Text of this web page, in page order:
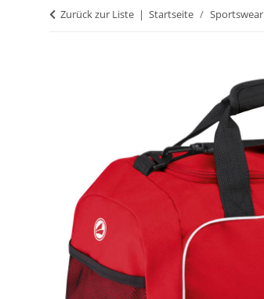
Zurück zur Liste Startseite Sportswear